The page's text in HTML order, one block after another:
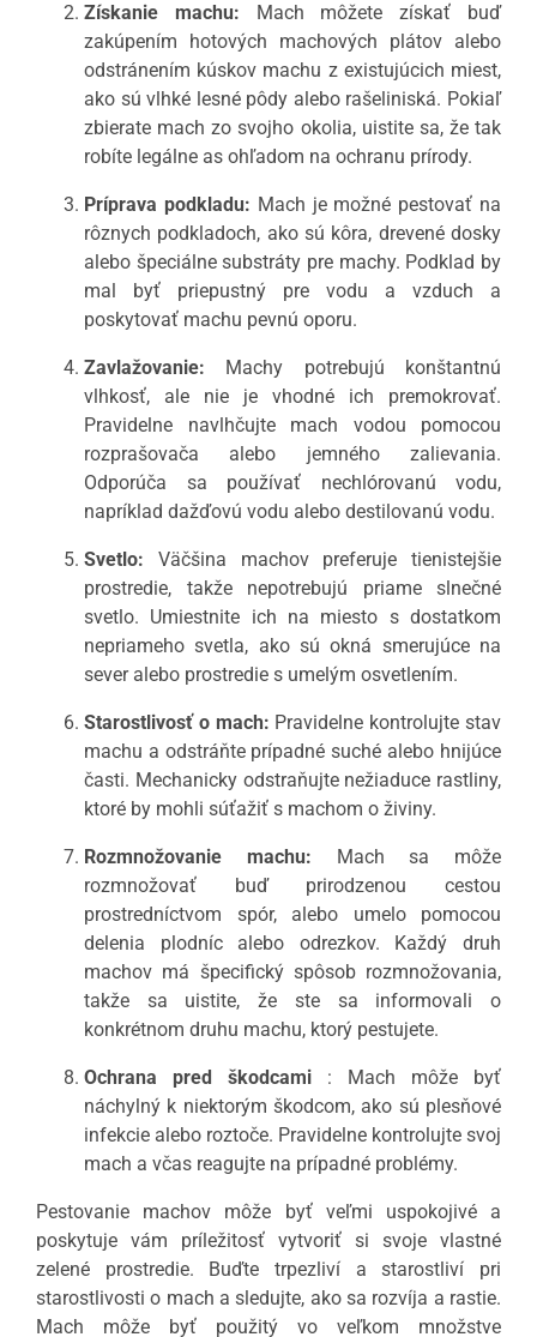
Získanie machu: Mach môžete získať buď
zakúpením hotových machových plátov alebo
odstránením kúskov machu z existujúcich miest,
ako sú vlhké lesné pôdy alebo rašeliniská. Pokiaľ
zbierate mach zo svojho okolia, uistite sa, že tak
robíte legálne as ohľadom na ochranu prírody.
Príprava podkladu: Mach je možné pestovať na
rôznych podkladoch, ako sú kôra, drevené dosky
alebo špeciálne substráty pre machy. Podklad by
mal byť priepustný pre vodu a vzduch a
poskytovať machu pevnú oporu.
Zavlažovanie: Machy potrebujú konštantnú
vlhkosť, ale nie je vhodné ich premokrovať.
Pravidelne navlhčujte mach vodou pomocou
rozprašovača alebo jemného zalievania.
Odporúča sa používať nechlórovanú vodu,
napríklad dažďovú vodu alebo destilovanú vodu.
Svetlo: Väčšina machov preferuje tienistejšie
prostredie, takže nepotrebujú priame slnečné
svetlo. Umiestnite ich na miesto s dostatkom
nepriameho svetla, ako sú okná smerujúce na
sever alebo prostredie s umelým osvetlením.
Starostlivosť o mach: Pravidelne kontrolujte stav
machu a odstráňte prípadné suché alebo hnijúce
časti. Mechanicky odstraňujte nežiaduce rastliny,
ktoré by mohli súťažiť s machom o živiny.
Rozmnožovanie machu: Mach sa môže
rozmnožovať buď prirodzenou cestou
prostredníctvom spór, alebo umelo pomocou
delenia plodníc alebo odrezkov. Každý druh
machov má špecifický spôsob rozmnožovania,
takže sa uistite, že ste sa informovali o
konkrétnom druhu machu, ktorý pestujete.
Ochrana pred škodcami : Mach môže byť
náchylný k niektorým škodcom, ako sú plesňové
infekcie alebo roztoče. Pravidelne kontrolujte svoj
mach a včas reagujte na prípadné problémy.
Pestovanie machov môže byť veľmi uspokojivé a
poskytuje vám príležitosť vytvoriť si svoje vlastné
zelené prostredie. Buďte trpezliví a starostliví pri
starostlivosti o mach a sledujte, ako sa rozvíja a rastie.
Mach môže byť použitý vo veľkom množstve